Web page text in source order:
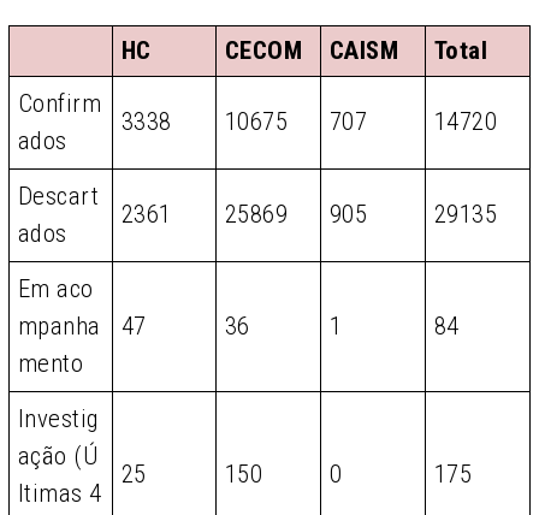
HC CECOM CAISM
Total
Confirm
ados
3338 10675 707 14720
Descart
ados
2361 25869 905 29135
Em aco
mpanha
mento
47 36 1 84
Investig
ação (Ú
ltimas 4
25 150 0 175